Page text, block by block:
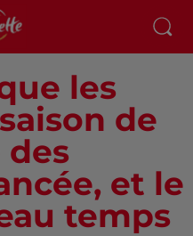
les
de
et le
temps